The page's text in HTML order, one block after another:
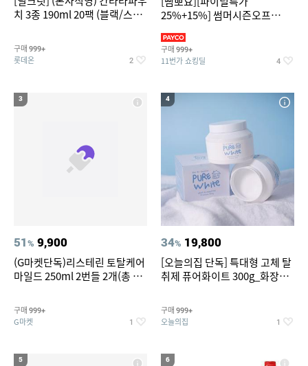
치 3종 190ml 20팩 (블랙/스위
구매 999+
롯데온 2
25%+15%] 썸머시즌오프
영복/티셔츠/
구매 999+
11번가 쇼킹딜 4
3
51% 9,900
(G마켓단독)리스테린 토탈케어
마일드 250ml 2번들 2개(총 4
100ml 3개 증정
구매 999+
G마켓 1
4
34% 19,800
[오늘의집 단독] 특대형 고체 탈
취제 퓨어화이트 300g_화장실
구매 999+
오늘의집 1
5 6